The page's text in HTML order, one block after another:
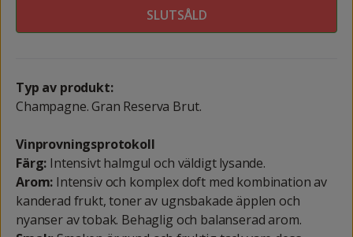
SLUTSÅLD
Typ av produkt:
Champagne. Gran Reserva Brut.
Vinprovningsprotokoll
Färg: Intensivt halmgul och väldigt lysande.
Arom: Intensiv och komplex doft med kombination av
kanderad frukt, toner av ugnsbakade äpplen och
nyanser av tobak. Behaglig och balanserad arom.